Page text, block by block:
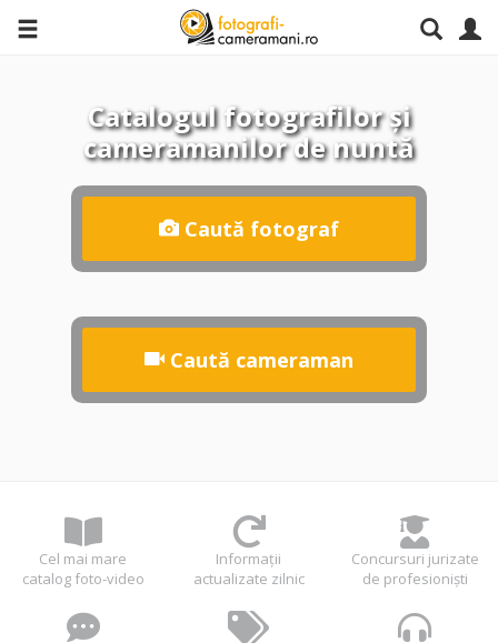
Catalogul fotografilor și
cameramanilor de nuntă
Caută fotograf
Caută cameraman
Cel mai mare
catalog foto-video
Informații
actualizate zilnic
Concursuri jurizate
de profesioniști